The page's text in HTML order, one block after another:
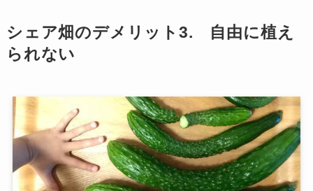
シェア畑のデメリット3. 自由に植え
られない